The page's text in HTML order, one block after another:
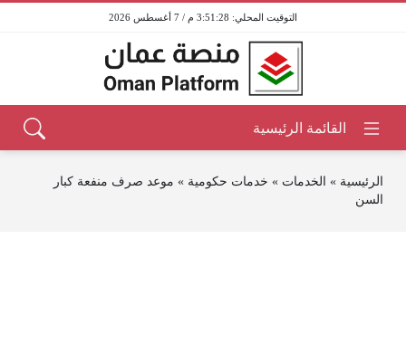
3:51:28 م / 7 أغسطس 2026
الرئيسية » الخدمات » خدمات حكومية » موعد صرف منفعة كبار
السن